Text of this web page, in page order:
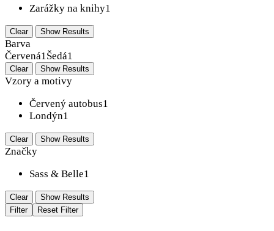
Zarážky na knihy1
Clear Show Results
Barva
Červená1Šedá1
Clear Show Results
Vzory a motivy
Červený autobus1
Londýn1
Clear Show Results
Značky
Sass & Belle1
Clear
Show Results
Filter
Reset Filter